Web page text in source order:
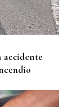
accidente